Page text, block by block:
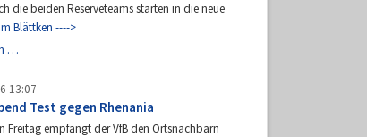
die beiden Reserveteams starten in die neue
Blättken ---->
…
wieder
los!
13:07
Test gegen Rhenania
Freitag empfängt der VfB den Ortsnachbarn